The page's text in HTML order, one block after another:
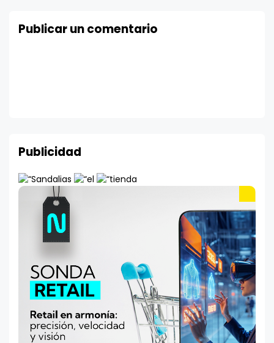
Publicar un comentario
Publicidad